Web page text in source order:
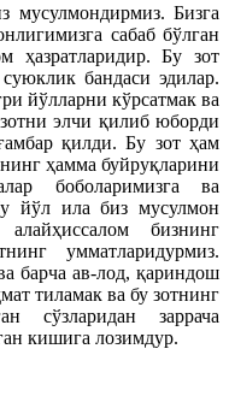
Бизга
сабаб бўлган
ҳазратларидир. Бу зот
бандаси эдилар.
йўлларни кўрсатмак ва
элчи қилиб юборди
қилди. Бу зот ҳам
ҳамма буйруқларини
боболаримизга ва
йўл ила биз мусулмон
бизнинг
умматларидурмиз.
барча ав-лод, қариндош
тиламак ва бу зотнинг
сўзларидан заррача
кишига лозимдур.